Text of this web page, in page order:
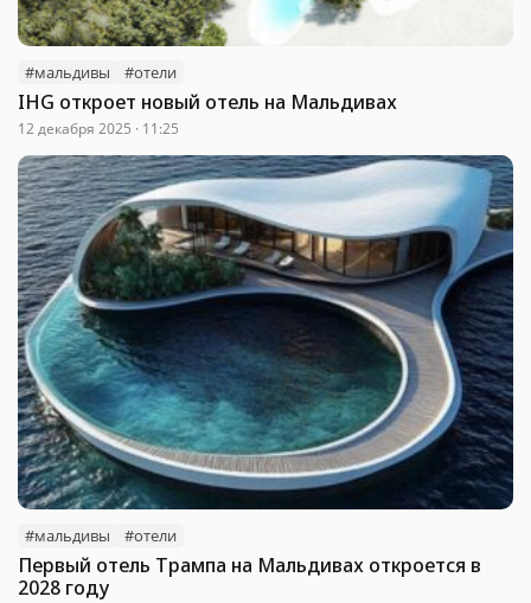
#мальдивы #отели
IHG откроет новый отель на Мальдивах
12 декабря 2025 · 11:25
#мальдивы #отели
Первый отель Трампа на Мальдивах откроется в
2028 году